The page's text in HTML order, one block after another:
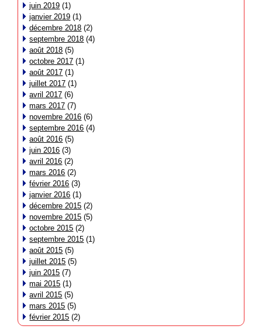
juin 2019 (1)
janvier 2019 (1)
décembre 2018 (2)
septembre 2018 (4)
août 2018 (5)
octobre 2017 (1)
août 2017 (1)
juillet 2017 (1)
avril 2017 (6)
mars 2017 (7)
novembre 2016 (6)
septembre 2016 (4)
août 2016 (5)
juin 2016 (3)
avril 2016 (2)
mars 2016 (2)
février 2016 (3)
janvier 2016 (1)
décembre 2015 (2)
novembre 2015 (5)
octobre 2015 (2)
septembre 2015 (1)
août 2015 (5)
juillet 2015 (5)
juin 2015 (7)
mai 2015 (1)
avril 2015 (5)
mars 2015 (5)
février 2015 (2)